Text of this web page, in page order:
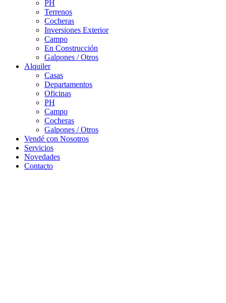
PH
Terrenos
Cocheras
Inversiones Exterior
Campo
En Construcción
Galpones / Otros
Alquiler
Casas
Departamentos
Oficinas
PH
Campo
Cocheras
Galpones / Otros
Vendé con Nosotros
Servicios
Novedades
Contacto